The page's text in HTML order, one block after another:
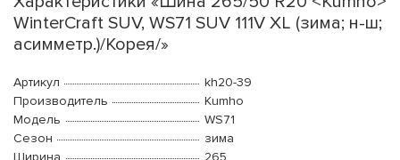
WinterCraft SUV, WS71 SUV 111V XL (зима; н-ш;
асимметр.)/Корея/»
Артикул
kh20-39
Производитель
Kumho
Модель
WS71
Сезон
зима